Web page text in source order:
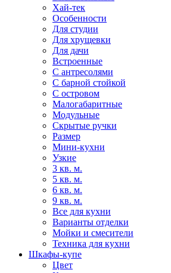
Хай-тек
Особенности
Для студии
Для хрущевки
Для дачи
Встроенные
С антресолями
С барной стойкой
С островом
Малогабаритные
Модульные
Скрытые ручки
Размер
Мини-кухни
Узкие
3 кв. м.
5 кв. м.
6 кв. м.
9 кв. м.
Все для кухни
Варианты отделки
Мойки и смесители
Техника для кухни
Шкафы-купе
Цвет